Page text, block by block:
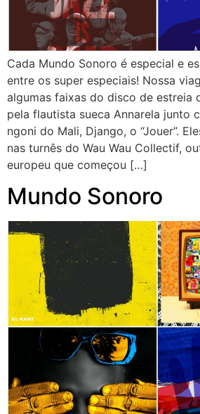
Cada Mundo Sonoro é especial e
entre os super especiais! Nossa
algumas faixas do disco de estreia
pela flautista sueca Annarela junto
ngoni do Mali, Django, o “Jouer”.
nas turnês do Wau Wau Collectif,
europeu que começou […]
Mundo Sonoro